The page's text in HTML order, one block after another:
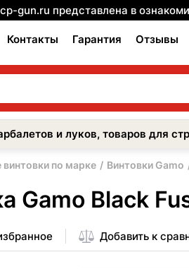
gun.ru представлена в
Контакты Гарантия Отзывы
и луков, товаров для
по марке Винтовки Gamo
Gamo Black
Добавить к